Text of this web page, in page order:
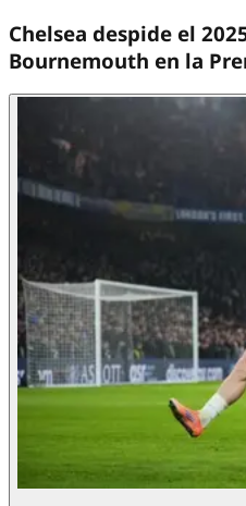
Chelsea despide el
Bournemouth en la